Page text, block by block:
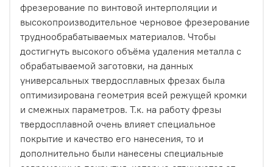
фрезерование по винтовой интерполяции и
высокопроизводительное черновое фрезерование
труднообрабатываемых материалов. Чтобы
достигнуть высокого объёма удаления металла с
обрабатываемой заготовки, на данных
универсальных твердосплавных фрезах была
оптимизирована геометрия всей режущей кромки
и смежных параметров. Т.к. на работу фрезы
твердосплавной очень влияет специальное
покрытие и качество его нанесения, то и
дополнительно были нанесены специальные